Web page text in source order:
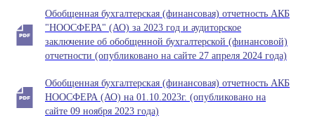
Обобщенная бухгалтерская (финансовая) отчетность АКБ
"НООСФЕРА" (АО) за 2023 год и аудиторское
заключение об обобщенной бухгалтерской (финансовой)
отчетности (опубликовано на сайте 27 апреля 2024 года)
Обобщенная бухгалтерская (финансовая) отчетность АКБ
НООСФЕРА (АО) на 01.10.2023г. (опубликовано на
сайте 09 ноября 2023 года)